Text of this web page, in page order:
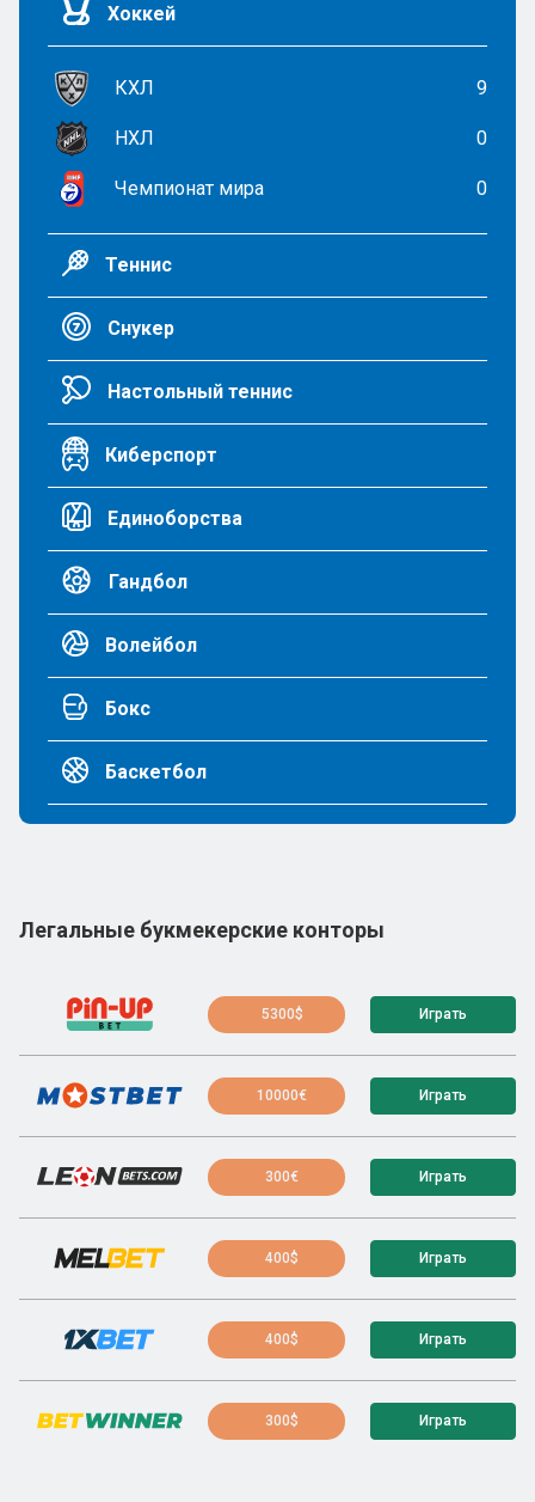
Хоккей
КХЛ 9
НХЛ 0
Чемпионат мира 0
Теннис
Снукер
Настольный теннис
Киберспорт
Единоборства
Гандбол
Волейбол
Бокс
Баскетбол
Легальные букмекерские конторы
5300$ Играть
10000€ Играть
300€ Играть
400$ Играть
400$ Играть
300$ Играть